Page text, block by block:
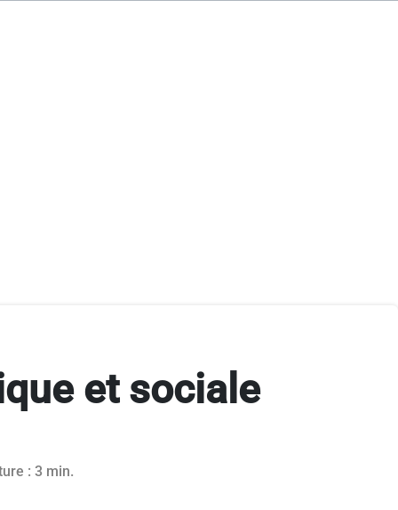
et sociale
: 3 min.